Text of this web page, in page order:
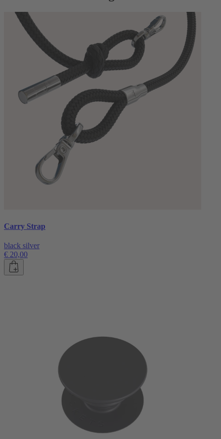
Carry Strap
black silver
€ 20,00